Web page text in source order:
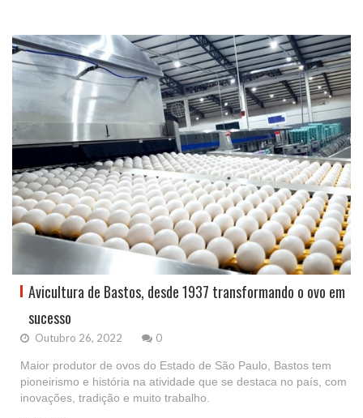
Avicultura de Bastos, desde 1937 transformando o ovo em
sucesso
Outubro 26, 2022 0
Maior produtor de ovos do Estado de São Paulo, Bastos tem
pioneirismo e história na atividade que se destaca no país, com
inovações, tradição e muito trabalho.